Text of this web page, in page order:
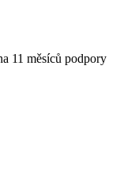
11 měsíců podpory